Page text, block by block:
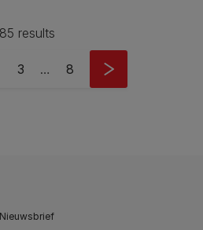
85 results
Page
3 … Last page
8
Nieuwsbrief